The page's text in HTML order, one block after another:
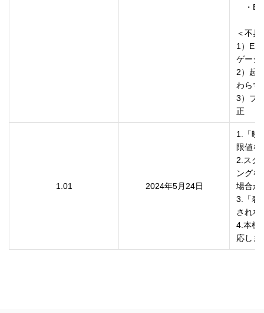
・
＜不
1）
ゲージ
2）起
わらず
3）ブ
正
1.01 2024年5月24日
1.「映
限値
2.スク
ング
場合が
3.「表
されな
4.本機
応しま